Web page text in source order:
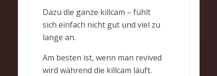
Dazu die ganze killcam – fühlt
sich einfach nicht gut und viel zu
lange an.
Am besten ist, wenn man revived
wird während die killcam läuft.